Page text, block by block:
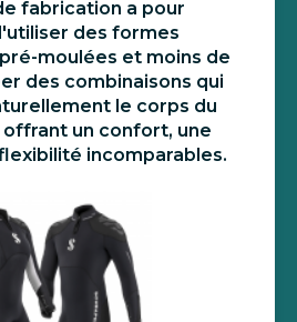
fabrication a pour
des formes
moulées et moins de
des combinaisons qui
le corps du
un confort, une
incomparables.